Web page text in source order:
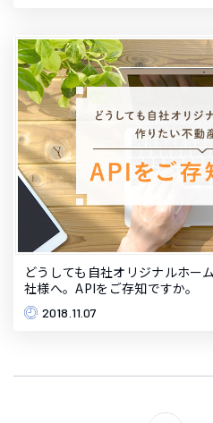
どうしても自社オリジナルホー
社様へ。APIをご存知ですか。
2018.11.07